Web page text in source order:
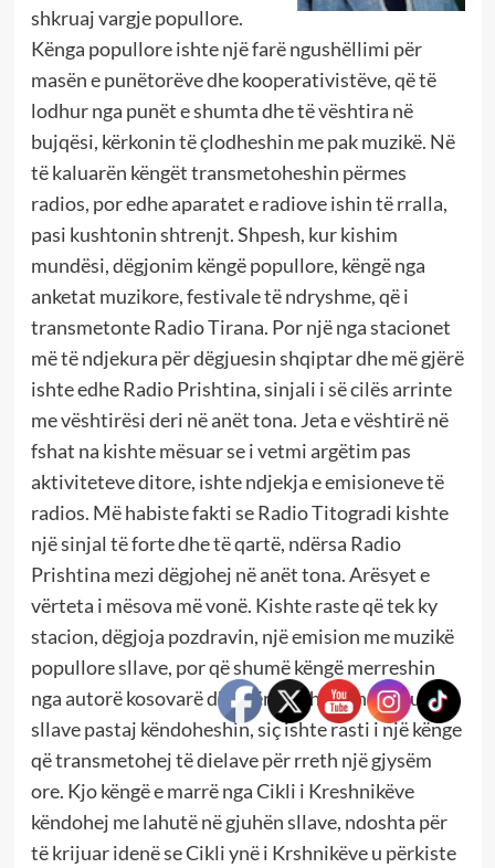
shkruaj vargje popullore.
Kënga popullore ishte një farë ngushëllimi për
masën e punëtorëve dhe kooperativistëve, që të
lodhur nga punët e shumta dhe të vështira në
bujqësi, kërkonin të çlodheshin me pak muzikë. Në
të kaluarën këngët transmetoheshin përmes
radios, por edhe aparatet e radiove ishin të rralla,
pasi kushtonin shtrenjt. Shpesh, kur kishim
mundësi, dëgjonim këngë popullore, këngë nga
anketat muzikore, festivale të ndryshme, që i
transmetonte Radio Tirana. Por një nga stacionet
më të ndjekura për dëgjuesin shqiptar dhe më gjërë
ishte edhe Radio Prishtina, sinjali i së cilës arrinte
me vështirësi deri në anët tona. Jeta e vështirë në
fshat na kishte mësuar se i vetmi argëtim pas
aktiviteteve ditore, ishte ndjekja e emisioneve të
radios. Më habiste fakti se Radio Titogradi kishte
një sinjal të forte dhe të qartë, ndërsa Radio
Prishtina mezi dëgjohej në anët tona. Arësyet e
vërteta i mësova më vonë. Kishte raste që tek ky
stacion, dëgjoja pozdravin, një emision me muzikë
popullore sllave, por që shumë këngë merreshin
nga autorë kosovarë dhe përktheheshin në gjuhen
sllave pastaj këndoheshin, siç ishte rasti i një kënge
që transmetohej të dielave për rreth një gjysëm
ore. Kjo këngë e marrë nga Cikli i Kreshnikëve
këndohej me lahutë në gjuhën sllave, ndoshta për
të krijuar idenë se Cikli ynë i Krshnikëve u përkiste